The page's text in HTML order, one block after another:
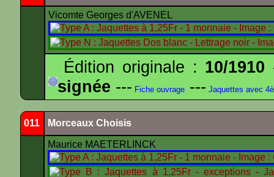
Vicomte Georges d'AVENEL
Édition originale : 10/1910
signée --- Fiche ouvrage --- Jaquettes avec
011 Morceaux Choisis
Maurice MAETERLINCK